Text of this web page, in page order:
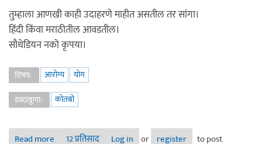
तुम्हाला आणखी काही उदाहरणे माहीत असतील तर सांगा।
हिंदी किंवा मराठीतील आवडतील।
सौथेडियन नको कृपया।
विषय: आरोग्य
योग
शब्दखुणा:
कोतबो
Read more about बारनी स्टीनसन, शेल्डन कूपर, जॅक स्पॅरो
12 प्रतिसाद Log in or register
to post